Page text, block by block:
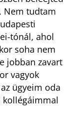
Nem tudtam
tónál, ahol
soha nem
jobban zavart
vagyok
ügyeim oda
kollégáimmal